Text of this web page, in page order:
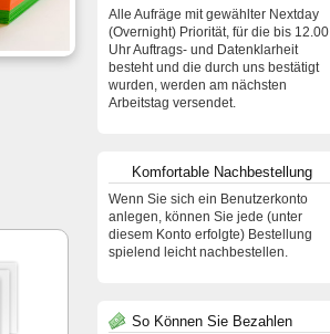
Alle Aufräge mit gewählter Nextday
(Overnight) Priorität, für die bis 12.00
Uhr Auftrags- und Datenklarheit
besteht und die durch uns bestätigt
wurden, werden am nächsten
Arbeitstag versendet.
Komfortable Nachbestellung
Wenn Sie sich ein Benutzerkonto
anlegen, können Sie jede (unter
diesem Konto erfolgte) Bestellung
spielend leicht nachbestellen.
So Können Sie Bezahlen